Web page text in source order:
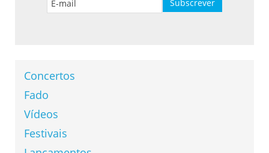
Concertos
Fado
Vídeos
Festivais